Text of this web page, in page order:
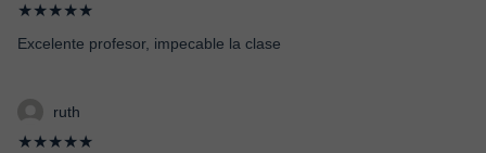
★★★★★
Excelente profesor, impecable la clase
ruth
★★★★★